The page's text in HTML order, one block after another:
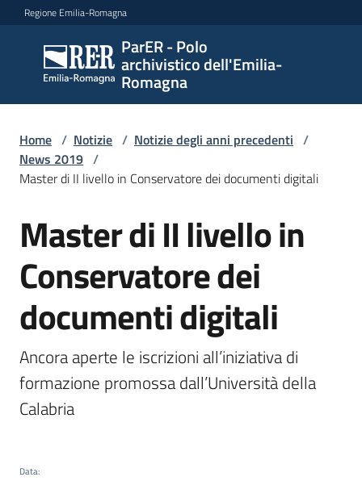
Vai al contenuto
Vai alla navigazione
Vai al footer
Regione Emilia-Romagna
ParER - Polo
archivistico dell'Emilia-
Romagna
ParER -
Polo
archivistico
Romagna
archivistico
Archivio
storico
Conservazione
Argomenti
Home / Notizie / Notizie degli anni precedenti /
News 2019 /
Master di II livello in Conservatore dei documenti digitali
Salta al contenuto
Master di II livello in
Conservatore dei
documenti digitali
Ancora aperte le iscrizioni all’iniziativa di
formazione promossa dall’Università della
Calabria
Data: